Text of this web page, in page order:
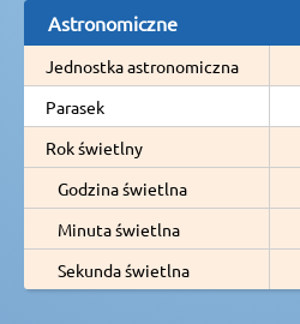
Astronomiczne
Jednostka astronomiczna
Parasek
Rok świetlny
Godzina świetlna
Minuta świetlna
Sekunda świetlna